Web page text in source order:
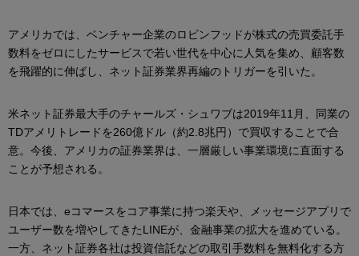
アメリカでは、ベンチャー企業のロビンフッドが株式の売買委託手
数料をゼロにしたサービスで若い世代を中心に人気を集め、顧客数
を飛躍的に伸ばし、ネット証券業界再編のトリガーを引いた。
米ネット証券最大手のチャールズ・シュワブは2019年11月、同業の
TDアメリトレードを260億ドル（約2.8兆円）で買収することで合
意。今後、アメリカの証券業界は、一層厳しい事業環境に直面する
ことが予想される。
日本では、eコマースをコア事業に持つ楽天や、メッセージアプリで
ユーザー数を増やしてきたLINEが、金融事業の拡大を進めている。
一方、ネット証券各社は投資信託などの取引手数料を無料化する方